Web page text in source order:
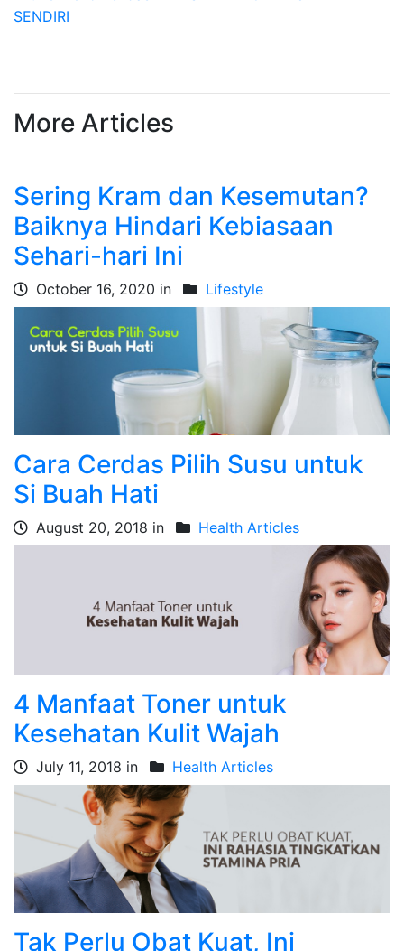
SENDIRI
More Articles
Sering Kram dan Kesemutan?
Baiknya Hindari Kebiasaan
Sehari-hari Ini
October 16, 2020 in Lifestyle
Cara Cerdas Pilih Susu untuk
Si Buah Hati
August 20, 2018 in Health Articles
4 Manfaat Toner untuk
Kesehatan Kulit Wajah
July 11, 2018 in Health Articles
Tak Perlu Obat Kuat, Ini